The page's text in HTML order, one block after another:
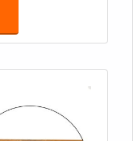
iluminação,